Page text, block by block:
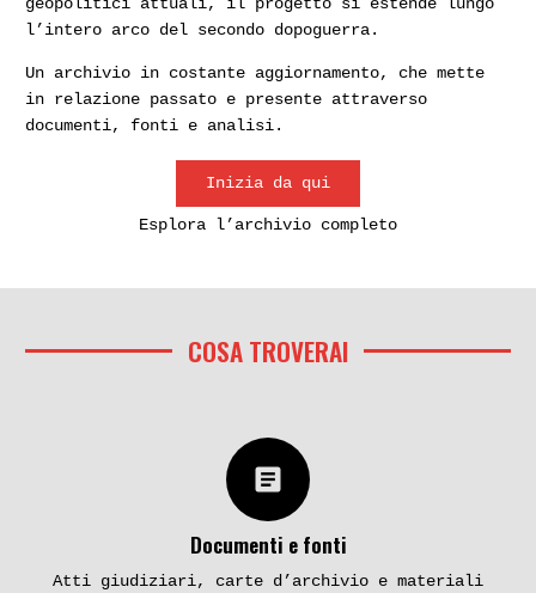
l’intero arco del secondo dopoguerra.
Un archivio in costante aggiornamento, che mette
in relazione passato e presente attraverso
documenti, fonti e analisi.
Inizia da qui
Esplora l’archivio completo
COSA TROVERAI
article
Documenti e fonti
Atti giudiziari, carte d’archivio e materiali